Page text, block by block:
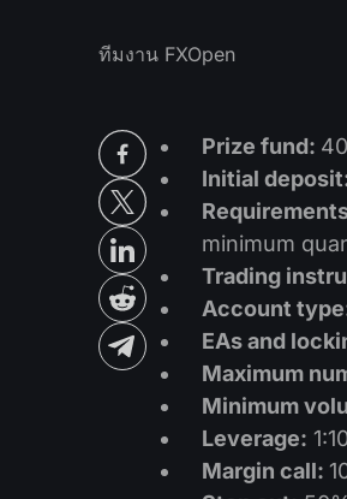
ทีมงาน FXOpen
Prize fund:
Initial
minimum
Trading
Account
EAs and
Maximum
Minimum
Leverage:
Margin call: